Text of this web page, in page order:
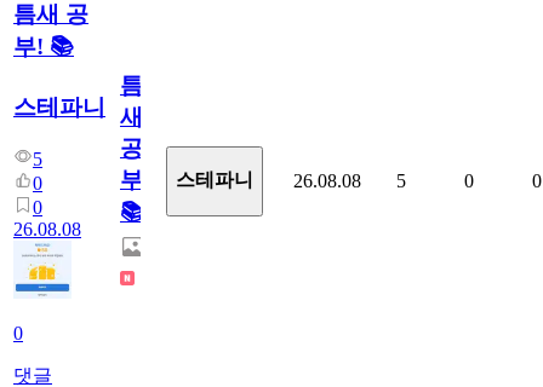
틈새 공
부! 📚
스테파니
5
0
0
26.08.08
0
댓글
틈
새
공
부!
📚
스테파니 26.08.08 5 0 0